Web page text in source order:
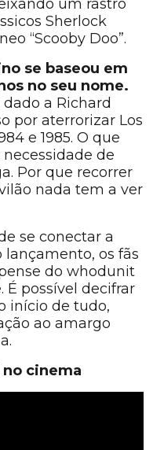
um rastro
Sherlock
“Scooby Doo”.
se baseou em
no seu nome.
a Richard
por aterrorizar Los
e 1985. O que
de
Por que recorrer
nada tem a ver
se conectar a
os fãs
do whodunit
É possível decifrar
início de tudo,
ao amargo
cinema